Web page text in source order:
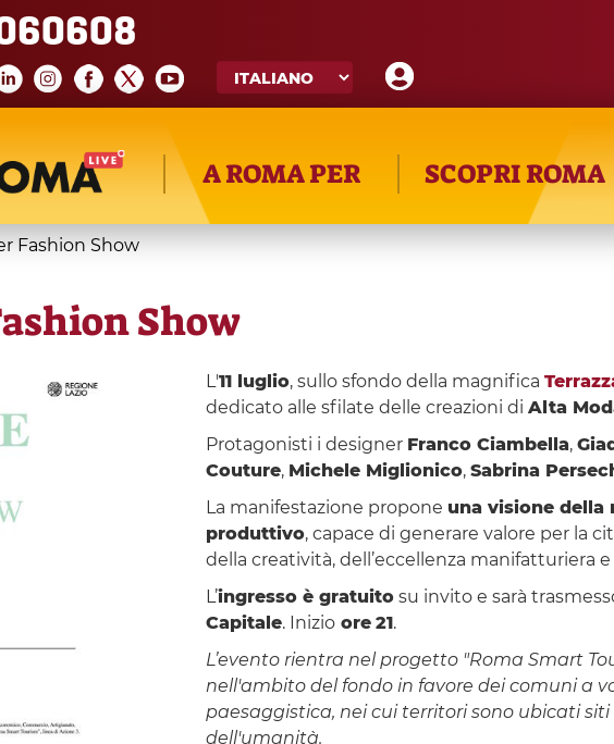
A ROMA PER SCOPRI ROMA
Fashion Show
Show
L'11 luglio, sullo sfondo della magnifica
dedicato alle sfilate delle creazioni di Alta
Protagonisti i designer Franco Ciambella,
Couture, Michele Miglionico, Sabrina
La manifestazione propone una visione della
produttivo, capace di generare valore per la
della creatività, dell’eccellenza manifatturiera e
L’ingresso è gratuitosu invito e sarà
Capitale. Inizioore 21.
L’evento rientra nel progetto "Roma Smart
nell'ambito del fondo in favore dei comuni a
paesaggistica, nei cui territori sono ubicati
dell'umanità.